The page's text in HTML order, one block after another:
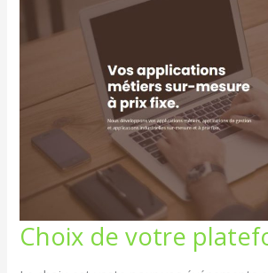
Choix de votre
CHOIX
DE
VOTRE